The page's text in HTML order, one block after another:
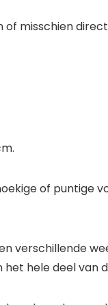
misschien
of puntige
verschillende
hele deel van